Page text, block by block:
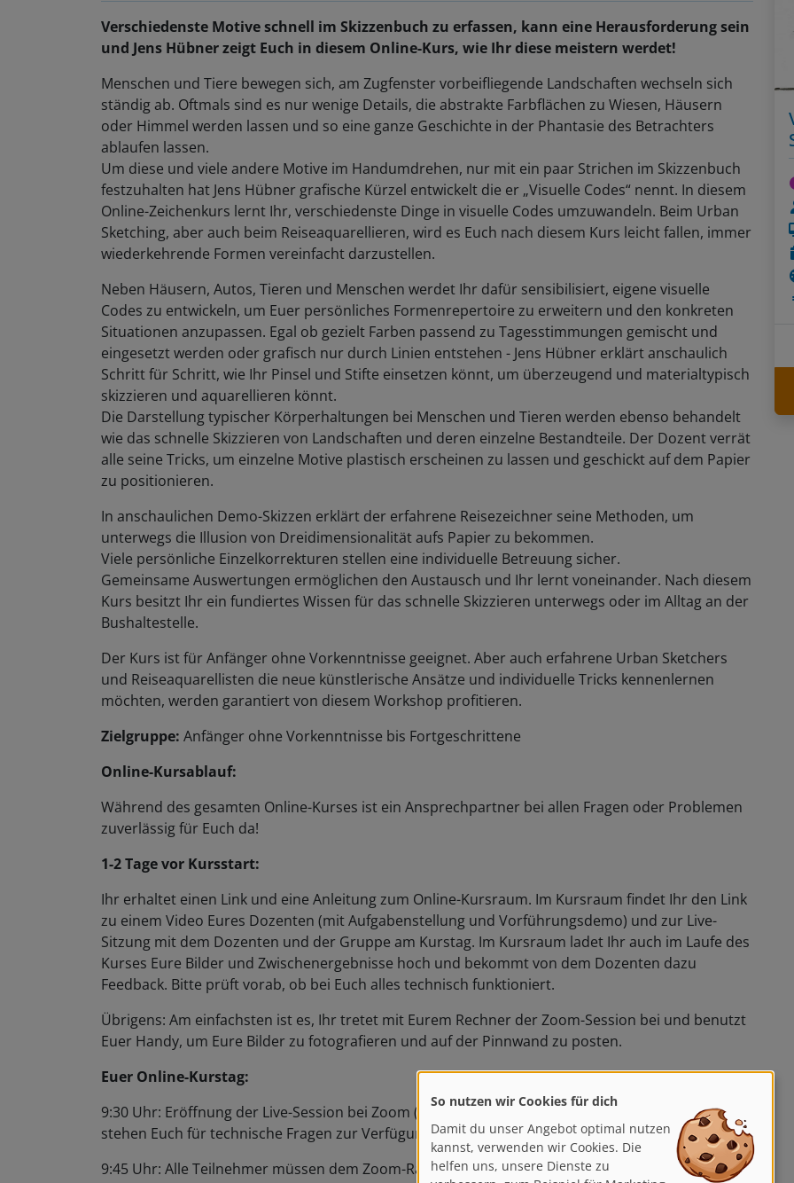
Verschiedenste Motive schnell im Skizzenbuch zu erfassen, kann eine Herausforderung sein
und Jens Hübner zeigt Euch in diesem Online-Kurs, wie Ihr diese meistern werdet!
Menschen und Tiere bewegen sich, am Zugfenster vorbeifliegende Landschaften wechseln sich
ständig ab. Oftmals sind es nur wenige Details, die abstrakte Farbflächen zu Wiesen, Häusern
oder Himmel werden lassen und so eine ganze Geschichte in der Phantasie des Betrachters
ablaufen lassen.
Um diese und viele andere Motive im Handumdrehen, nur mit ein paar Strichen im Skizzenbuch
festzuhalten hat Jens Hübner grafische Kürzel entwickelt die er „Visuelle Codes“ nennt. In diesem
Online-Zeichenkurs lernt Ihr, verschiedenste Dinge in visuelle Codes umzuwandeln. Beim Urban
Sketching, aber auch beim Reiseaquarellieren, wird es Euch nach diesem Kurs leicht fallen, immer
wiederkehrende Formen vereinfacht darzustellen.
Neben Häusern, Autos, Tieren und Menschen werdet Ihr dafür sensibilisiert, eigene visuelle
Codes zu entwickeln, um Euer persönliches Formenrepertoire zu erweitern und den konkreten
Situationen anzupassen. Egal ob gezielt Farben passend zu Tagesstimmungen gemischt und
eingesetzt werden oder grafisch nur durch Linien entstehen - Jens Hübner erklärt anschaulich
Schritt für Schritt, wie Ihr Pinsel und Stifte einsetzen könnt, um überzeugend und materialtypisch
skizzieren und aquarellieren könnt.
Die Darstellung typischer Körperhaltungen bei Menschen und Tieren werden ebenso behandelt
wie das schnelle Skizzieren von Landschaften und deren einzelne Bestandteile. Der Dozent verrät
alle seine Tricks, um einzelne Motive plastisch erscheinen zu lassen und geschickt auf dem Papier
zu positionieren.
In anschaulichen Demo-Skizzen erklärt der erfahrene Reisezeichner seine Methoden, um
unterwegs die Illusion von Dreidimensionalität aufs Papier zu bekommen.
Viele persönliche Einzelkorrekturen stellen eine individuelle Betreuung sicher.
Gemeinsame Auswertungen ermöglichen den Austausch und Ihr lernt voneinander. Nach diesem
Kurs besitzt Ihr ein fundiertes Wissen für das schnelle Skizzieren unterwegs oder im Alltag an der
Bushaltestelle.
Der Kurs ist für Anfänger ohne Vorkenntnisse geeignet. Aber auch erfahrene Urban Sketchers
und Reiseaquarellisten die neue künstlerische Ansätze und individuelle Tricks kennenlernen
möchten, werden garantiert von diesem Workshop profitieren.
Zielgruppe: Anfänger ohne Vorkenntnisse bis Fortgeschrittene
Online-Kursablauf:
Während des gesamten Online-Kurses ist ein Ansprechpartner bei allen Fragen oder Problemen
zuverlässig für Euch da!
1-2 Tage vor Kursstart:
Ihr erhaltet einen Link und eine Anleitung zum Online-Kursraum. Im Kursraum findet Ihr den Link
zu einem Video Eures Dozenten (mit Aufgabenstellung und Vorführungsdemo) und zur Live-
Sitzung mit dem Dozenten und der Gruppe am Kurstag. Im Kursraum ladet Ihr auch im Laufe des
Kurses Eure Bilder und Zwischenergebnisse hoch und bekommt von dem Dozenten dazu
Feedback. Bitte prüft vorab, ob bei Euch alles technisch funktioniert.
Übrigens: Am einfachsten ist es, Ihr tretet mit Eurem Rechner der Zoom-Session bei und benutzt
Euer Handy, um Eure Bilder zu fotografieren und auf der Pinnwand zu posten.
Euer Online-Kurstag:
9:30 Uhr: Eröffnung der Live-Session bei Zoom (optional für diejenigen, die Hilfe benötigen). Wir
stehen Euch für technische Fragen zur Verfügung.
9:45 Uhr: Alle Teilnehmer müssen dem Zoom-Raum beigetreten sein und ein Testbild auf der
So nutzen wir Cookies für dich
Damit du unser Angebot optimal nutzen
kannst, verwenden wir Cookies. Die
helfen uns, unsere Dienste zu